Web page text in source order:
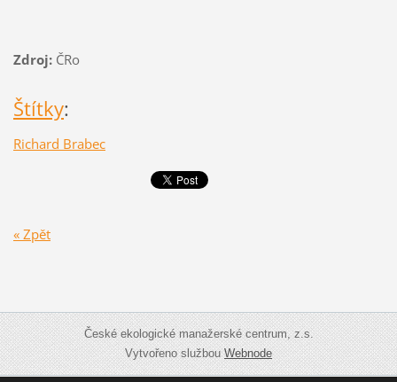
Zdroj:ČRo
Štítky:
Richard Brabec
« Zpět
České ekologické manažerské centrum, z.s.
Vytvořeno službouWebnode